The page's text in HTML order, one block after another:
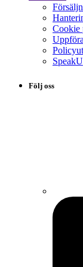
Cookie
Följ oss